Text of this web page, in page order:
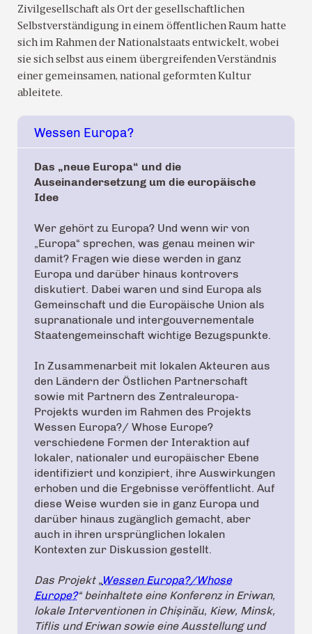
Zivilgesellschaft als Ort der gesellschaftlichen
Selbstverständigung in einem öffentlichen Raum hatte
sich im Rahmen der Nationalstaats entwickelt, wobei
sie sich selbst aus einem übergreifenden Verständnis
einer gemeinsamen, national geformten Kultur
ableitete.
Wessen Europa?
Das „neue Europa“ und die
Auseinandersetzung um die europäische
Idee
Wer gehört zu Europa? Und wenn wir von
„Europa“ sprechen, was genau meinen wir
damit? Fragen wie diese werden in ganz
Europa und darüber hinaus kontrovers
diskutiert. Dabei waren und sind Europa als
Gemeinschaft und die Europäische Union als
supranationale und intergouvernementale
Staatengemeinschaft wichtige Bezugspunkte.
In Zusammenarbeit mit lokalen Akteuren aus
den Ländern der Östlichen Partnerschaft
sowie mit Partnern des Zentraleuropa-
Projekts wurden im Rahmen des Projekts
Wessen Europa?/ Whose Europe?
verschiedene Formen der Interaktion auf
lokaler, nationaler und europäischer Ebene
identifiziert und konzipiert, ihre Auswirkungen
erhoben und die Ergebnisse veröffentlicht. Auf
diese Weise wurden sie in ganz Europa und
darüber hinaus zugänglich gemacht, aber
auch in ihren ursprünglichen lokalen
Kontexten zur Diskussion gestellt.
Das Projekt „Wessen Europa?/Whose
Europe?“ beinhaltete eine Konferenz in Eriwan,
lokale Interventionen in Chișinău, Kiew, Minsk,
Tiflis und Eriwan sowie eine Ausstellung und